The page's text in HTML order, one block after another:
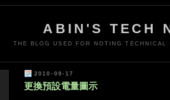
ABIN'S TECH
THE BLOG USED FOR NOTING TECHNICAL
2010-09-17
更換預設電量圖示